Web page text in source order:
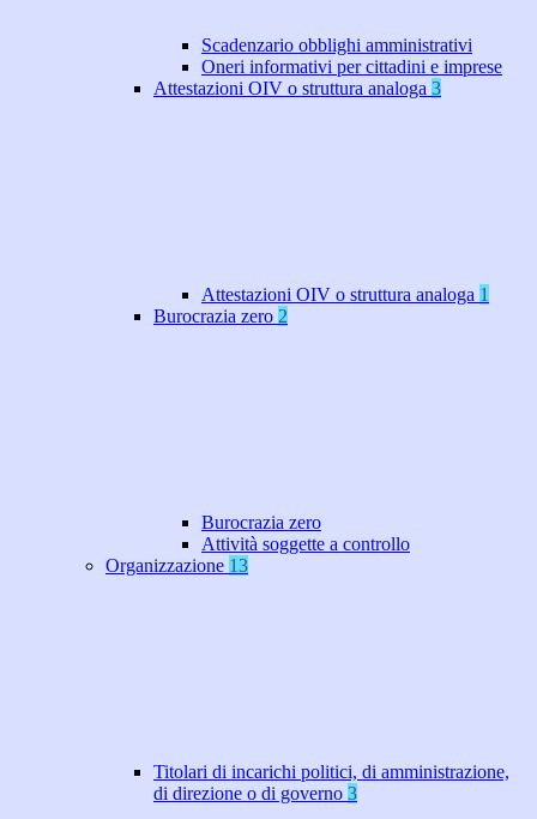
Scadenzario obblighi amministrativi
Oneri informativi per cittadini e imprese
Attestazioni OIV o struttura analoga 3
Attestazioni OIV o struttura analoga 1
Burocrazia zero 2
Burocrazia zero
Attività soggette a controllo
Organizzazione 13
Titolari di incarichi politici, di amministrazione,
di direzione o di governo 3